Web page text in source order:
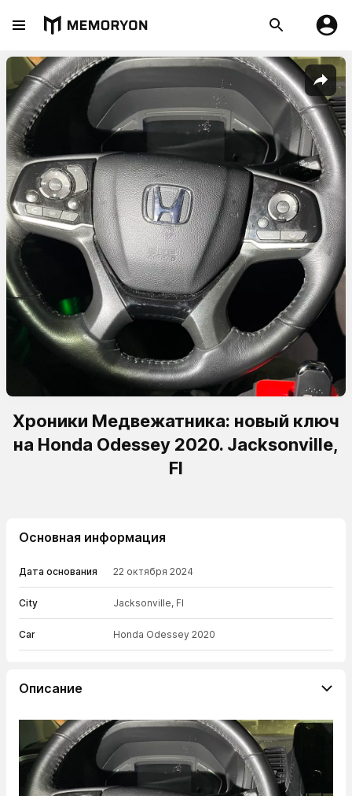
Хроники Медвежатника: новый ключ
на Honda Odessey 2020. Jacksonville,
Fl
Основная информация
Дата основания 22 октября 2024
City Jacksonville, Fl
Car Honda Odessey 2020
Описание